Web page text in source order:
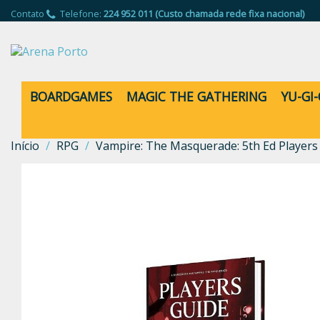
Contato Telefone: 224 952 011 (Custo chamada rede fixa nacional)
BOARDGAMES MAGIC THE GATHERING YU-
Início RPG Vampire: The Masquerade: 5th Ed